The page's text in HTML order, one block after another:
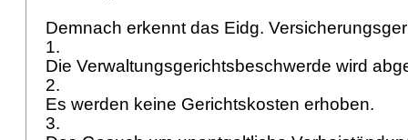
Demnach erkennt das Eidg.
1.
Die Verwaltungsgerichtsbeschwerde wird
2.
Es werden keine Gerichtskosten erhoben.
3.